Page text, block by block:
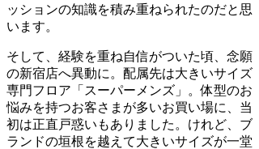
ッションの知識を積み重ねられたのだと思
います。
そして、経験を重ね自信がついた頃、念願
の新宿店へ異動に。配属先は大きいサイズ
専門フロア「スーパーメンズ」。体型のお
悩みを持つお客さまが多いお買い場に、当
初は正直戸惑いもありました。けれど、ブ
ランドの垣根を越えて大きいサイズが一堂